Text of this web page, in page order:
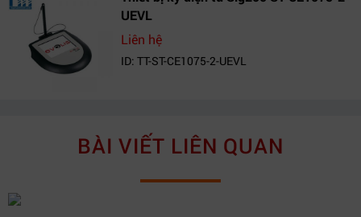
UEVL
Liên hệ
ID: TT-ST-CE1075-2-UEVL
BÀI VIẾT LIÊN QUAN